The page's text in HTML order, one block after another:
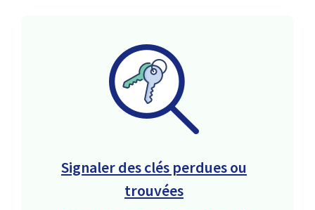
Signaler des clés perdues ou
trouvées